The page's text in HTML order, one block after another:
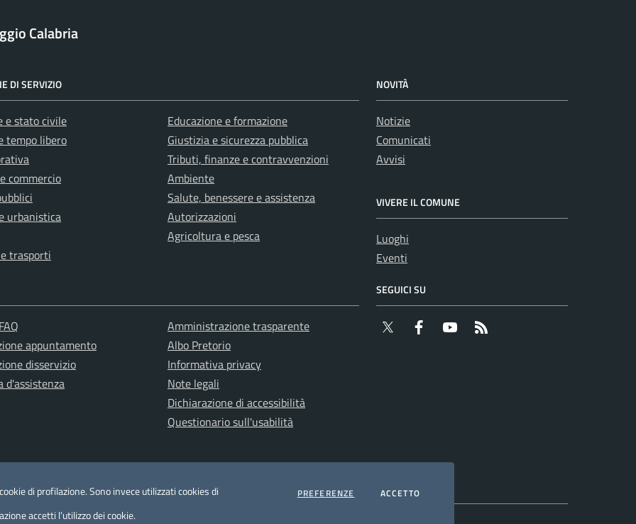
Calabria
DI SERVIZIO
e stato civile
tempo libero
commercio
urbanistica
trasporti
Educazione e formazione
Giustizia e sicurezza pubblica
Tributi, finanze e contravvenzioni
Ambiente
Salute, benessere e assistenza
Autorizzazioni
Agricoltura e pesca
NOVITÀ
Notizie
Comunicati
Avvisi
VIVERE IL COMUNE
Luoghi
Eventi
appuntamento
disservizio
d'assistenza
Amministrazione trasparente
Albo Pretorio
Informativa privacy
Note legali
Dichiarazione di accessibilità
Questionario sull'usabilità
SEGUICI SU
Twitter Facebook YouTube
di profilazione. Sono invece utilizzati cookies di
accetti l’utilizzo dei cookie.
PREFERENZE COOKIESACCETTOI COOKIES